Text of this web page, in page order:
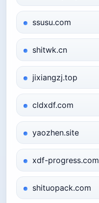
ssusu.com
shitwk.cn
jixiangzj.top
cldxdf.com
yaozhen.site
xdf-progress.com
shituopack.com